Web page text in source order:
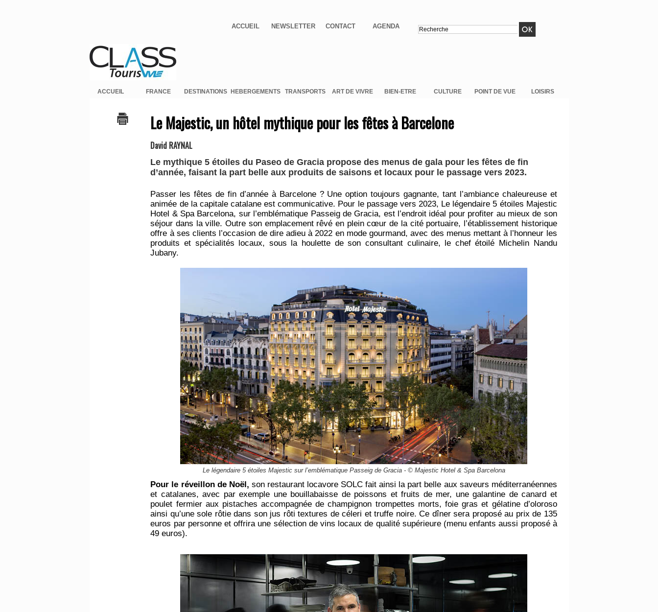
ACCUEIL NEWSLETTER CONTACT AGENDA
ACCUEIL FRANCE DESTINATIONS HEBERGEMENTS TRANSPORTS ART DE VIVRE BIEN-ETRE CULTURE POINT DE VUE LOISIRS
Le Majestic, un hôtel mythique pour les fêtes à Barcelone
David RAYNAL
Le mythique 5 étoiles du Paseo de Gracia propose des menus de gala pour les fêtes de fin
d’année, faisant la part belle aux produits de saisons et locaux pour le passage vers 2023.
Passer les fêtes de fin d’année à Barcelone ? Une option toujours gagnante, tant l’ambiance chaleureuse et
animée de la capitale catalane est communicative. Pour le passage vers 2023, Le légendaire 5 étoiles Majestic
Hotel & Spa Barcelona, sur l’emblématique Passeig de Gracia, est l’endroit idéal pour profiter au mieux de son
séjour dans la ville. Outre son emplacement rêvé en plein cœur de la cité portuaire, l’établissement historique
offre à ses clients l’occasion de dire adieu à 2022 en mode gourmand, avec des menus mettant à l’honneur les
produits et spécialités locaux, sous la houlette de son consultant culinaire, le chef étoilé Michelin Nandu
Jubany.
Le légendaire 5 étoiles Majestic sur l’emblématique Passeig de Gracia - © Majestic Hotel & Spa Barcelona
Pour le réveillon de Noël, son restaurant locavore SOLC fait ainsi la part belle aux saveurs méditerranéennes
et catalanes, avec par exemple une bouillabaisse de poissons et fruits de mer, une galantine de canard et
poulet fermier aux pistaches accompagnée de champignon trompettes morts, foie gras et gélatine d’oloroso
ainsi qu’une sole rôtie dans son jus rôti textures de céleri et truffe noire. Ce dîner sera proposé au prix de 135
euros par personne et offrira une sélection de vins locaux de qualité supérieure (menu enfants aussi proposé à
49 euros).